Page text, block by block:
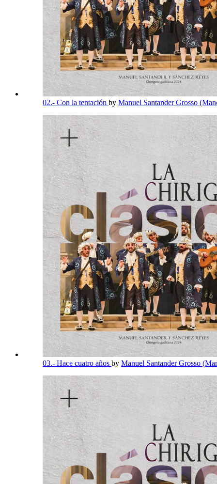
02.- Con la tentación by Manuel Santander Grosso
03.- Hace cuatro años by Manuel Santander Grosso